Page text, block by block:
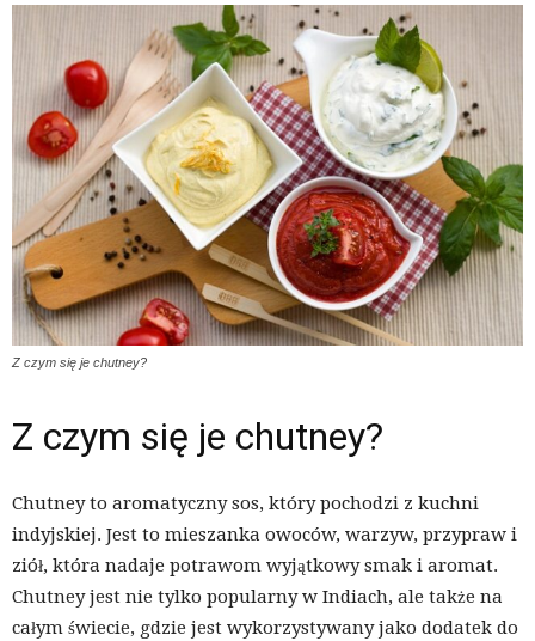
Z czym się je chutney?
Z czym się je chutney?
Chutney to aromatyczny sos, który pochodzi z kuchni
indyjskiej. Jest to mieszanka owoców, warzyw, przypraw i
ziół, która nadaje potrawom wyjątkowy smak i aromat.
Chutney jest nie tylko popularny w Indiach, ale także na
całym świecie, gdzie jest wykorzystywany jako dodatek do